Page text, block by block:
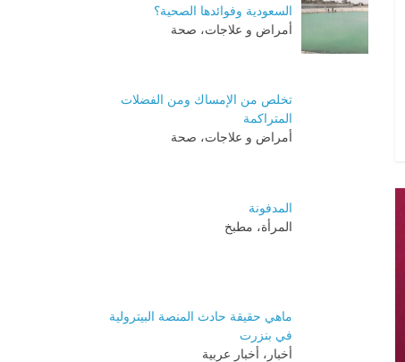
السعودية وفوائدها الصحية؟
أمراض و علاجات، صحة
تخلص من الإمساك ومن الفضلات
المتراكمة
أمراض و علاجات، صحة
المدفونة
المرأة، مطبخ
ماهي حقيقة حادث المنصة البيترولية
في بنزرت
أخبار، أخبار عربية